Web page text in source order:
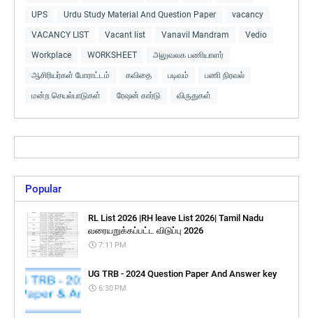
UPS Urdu Study Material And Question Paper vacancy
VACANCY LIST Vacant list Vanavil Mandram Vedio
Workplace WORKSHEET அலுவலக பணியாளர்
ஆசிரியர்கள் போராட்டம் கவிதை படிவம் பணி நிரவல்
மன்ற செயல்பாடுகள் ரேஷன் கார்டு விருதுகள்
Popular
RL List 2026 |RH leave List 2026| Tamil Nadu
வரையறுக்கப்பட்ட விடுப்பு 2026
7:11 PM
UG TRB - 2024 Question Paper And Answer key
6:30 PM